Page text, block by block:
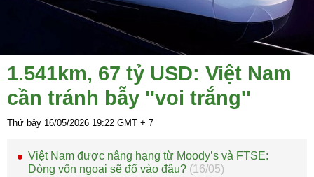
1.541km, 67 tỷ USD: Việt Nam
cần tránh bẫy ''voi trắng''
Thứ bảy 16/05/2026 19:22 GMT + 7
Việt Nam được nâng hạng từ Moody’s và FTSE:
Dòng vốn ngoại sẽ đổ vào đâu? (16/05)